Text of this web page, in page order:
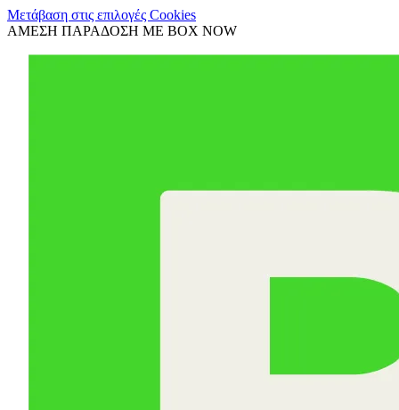
Μετάβαση στις επιλογές Cookies
ΑΜΕΣΗ ΠΑΡΑΔΟΣΗ ΜΕ BOX NOW